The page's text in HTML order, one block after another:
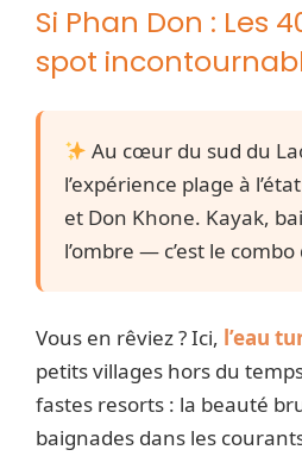
Si Phan Don : Les
spot
Au cœur du sud du
l’expérience plage à
et Don Khone. Kayak,
l’ombre — c’est le
Vous en rêviez ? Ici, l’eau
petits villages hors du
fastes resorts : la beauté
baignades dans les